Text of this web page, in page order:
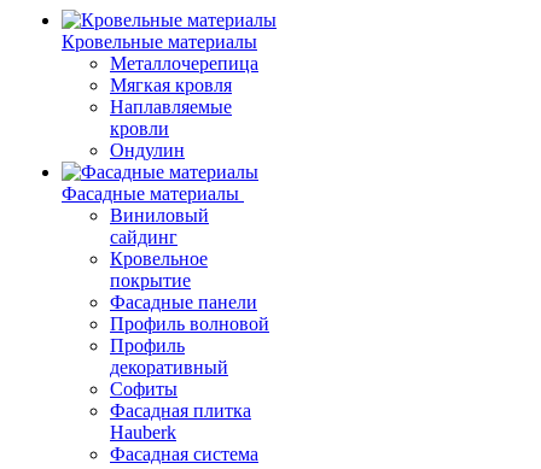
Кровельные материалы
Металлочерепица
Мягкая кровля
Наплавляемые
кровли
Ондулин
Фасадные материалы
Виниловый
сайдинг
Кровельное
покрытие
Фасадные панели
Профиль волновой
Профиль
декоративный
Софиты
Фасадная плитка
Hauberk
Фасадная система